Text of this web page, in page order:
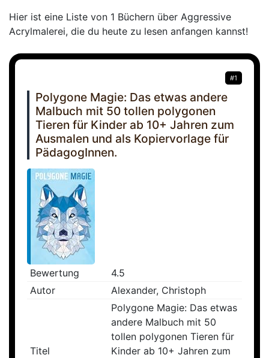
Hier ist eine Liste von 1 Büchern über Aggressive
Acrylmalerei, die du heute zu lesen anfangen kannst!
#1
Polygone Magie: Das etwas andere
Malbuch mit 50 tollen polygonen
Tieren für Kinder ab 10+ Jahren zum
Ausmalen und als Kopiervorlage für
PädagogInnen.
Bewertung
4.5
Autor
Alexander, Christoph
Titel
Polygone Magie: Das etwas
andere Malbuch mit 50
tollen polygonen Tieren für
Kinder ab 10+ Jahren zum